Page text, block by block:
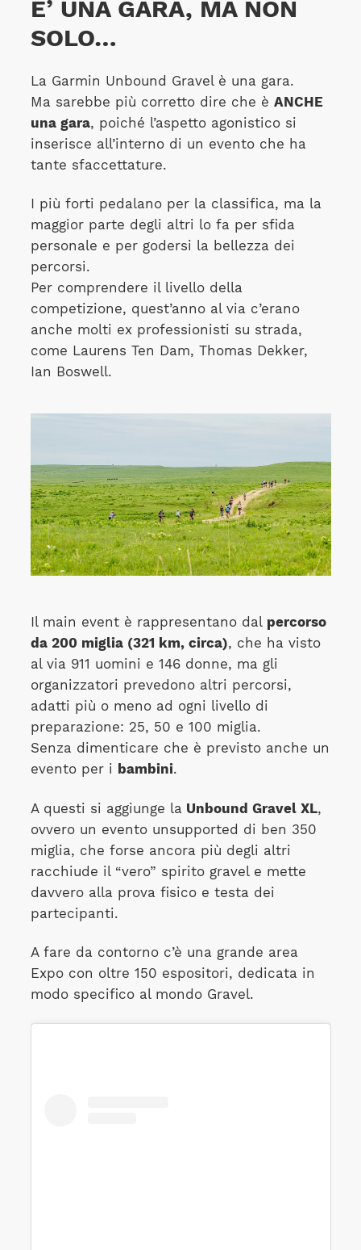
E’ UNA GARA, MA NON
SOLO…
La Garmin Unbound Gravel è una gara.
Ma sarebbe più corretto dire che è ANCHE
una gara, poiché l’aspetto agonistico si
inserisce all’interno di un evento che ha
tante sfaccettature.
I più forti pedalano per la classifica, ma la
maggior parte degli altri lo fa per sfida
personale e per godersi la bellezza dei
percorsi.
Per comprendere il livello della
competizione, quest’anno al via c’erano
anche molti ex professionisti su strada,
come Laurens Ten Dam, Thomas Dekker,
Ian Boswell.
Il main event è rappresentano dal percorso
da 200 miglia (321 km, circa), che ha visto
al via 911 uomini e 146 donne, ma gli
organizzatori prevedono altri percorsi,
adatti più o meno ad ogni livello di
preparazione: 25, 50 e 100 miglia.
Senza dimenticare che è previsto anche un
evento per i bambini.
A questi si aggiunge la Unbound Gravel XL,
ovvero un evento unsupported di ben 350
miglia, che forse ancora più degli altri
racchiude il “vero” spirito gravel e mette
davvero alla prova fisico e testa dei
partecipanti.
A fare da contorno c’è una grande area
Expo con oltre 150 espositori, dedicata in
modo specifico al mondo Gravel.